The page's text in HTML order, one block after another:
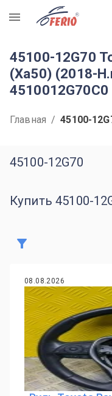
R
45100-12G70
(Xa50) (2018-
Главная / 45100-
45100-12G70
Купить 45100-
08.08.2026